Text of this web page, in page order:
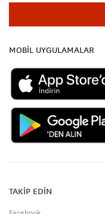
MOBİL UYGULAMALAR
TAKİP EDİN